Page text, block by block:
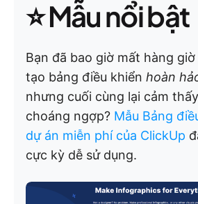
⭐Mẫu nổi bật
Bạn đã bao giờ mất hàng
tạo bảng điều khiển hoàn
nhưng cuối cùng lại cảm
choáng ngợp? Mẫu Bảng
dự án miễn phí của ClickUp
cực kỳ dễ sử dụng.